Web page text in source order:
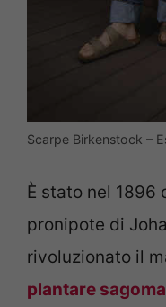
Scarpe Birkenstock –
È stato nel 1896
pronipote di
rivoluzionato il
plantare